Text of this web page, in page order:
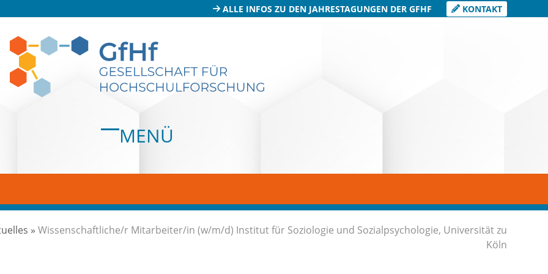
ALLE INFOS ZU DEN JAHRESTAGUNGEN DER GFHF KONTAKT
MENÜ
Open
Close
» Wissenschaftliche/r Mitarbeiter/in (w/m/d) Institut für Soziologie und Sozialpsychologie, Universität zu
Köln